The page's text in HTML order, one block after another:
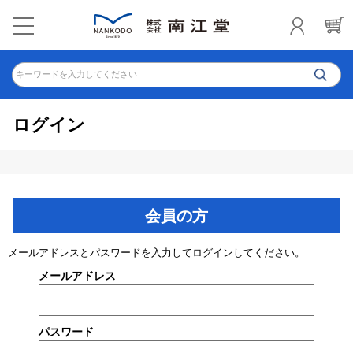
キーワードを入力してください
ログイン
会員の方
メールアドレスとパスワードを入力してログインしてください。
メールアドレス
パスワード